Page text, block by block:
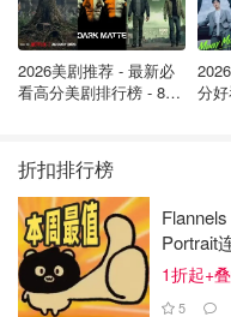
注册很简单，只需要填
2026美剧推荐 - 最新必
看高分美剧排行榜 - 8月
分
折扣排行榜
Portrait
1折起+
5